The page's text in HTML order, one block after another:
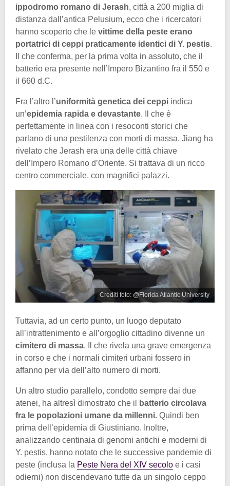
ippodromo romano di Jerash, città a 200 miglia di
distanza dall’antica Pelusium, ecco che i ricercatori
hanno scoperto che le vittime della peste erano
portatrici di ceppi praticamente identici di Y. pestis.
Il che conferma, per la prima volta in assoluto, che il
batterio era presente nell’Impero Bizantino fra il 550 e
il 660 d.C.
Fra l’altro l’uniformità genetica dei ceppi indica
un’epidemia rapida e devastante. Il che è
perfettamente in linea con i resoconti storici che
parlano di una pestilenza con morti di massa. Jiang ha
rivelato che Jerash era una delle città chiave
dell’Impero Romano d’Oriente. Si trattava di un ricco
centro commerciale, con magnifici palazzi.
Crediti foto: @Florida Atlantic University
Tuttavia, ad un certo punto, un luogo deputato
all’intrattenimento e all’orgoglio cittadino divenne un
cimitero di massa. Il che rivela una grave emergenza
in corso e che i normali cimiteri urbani fossero in
affanno per via dell’alto numero di morti.
Un altro studio parallelo, condotto sempre dai due
atenei, ha altresì dimostrato che il
batterio circolava
fra le popolazioni umane da millenni. Quindi ben
prima dell’epidemia di Giustiniano. Inoltre,
analizzando centinaia di genomi antichi e moderni di
Y. pestis, hanno notato che le successive pandemie di
peste (inclusa la Peste Nera del XIV secolo e i casi
odierni) non discendevano tutte da un singolo ceppo